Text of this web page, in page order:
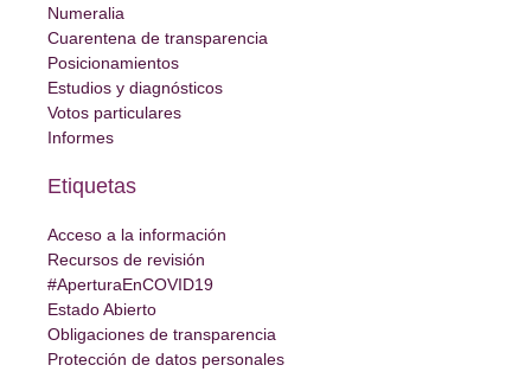
Numeralia
Cuarentena de transparencia
Posicionamientos
Estudios y diagnósticos
Votos particulares
Informes
Etiquetas
Acceso a la información
Recursos de revisión
#AperturaEnCOVID19
Estado Abierto
Obligaciones de transparencia
Protección de datos personales